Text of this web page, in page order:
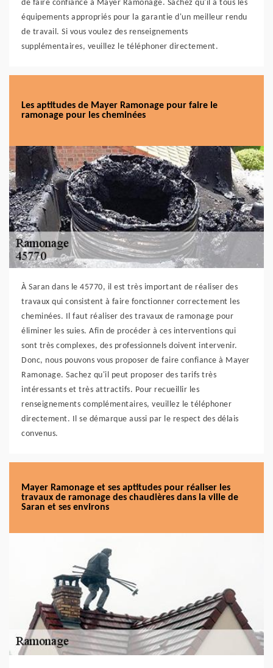
de faire confiance à Mayer Ramonage. Sachez qu'il a tous les
équipements appropriés pour la garantie d'un meilleur rendu
de travail. Si vous voulez des renseignements
supplémentaires, veuillez le téléphoner directement.
Les aptitudes de Mayer Ramonage pour faire le
ramonage pour les cheminées
À Saran dans le 45770, il est très important de réaliser des
travaux qui consistent à faire fonctionner correctement les
cheminées. Il faut réaliser des travaux de ramonage pour
éliminer les suies. Afin de procéder à ces interventions qui
sont très complexes, des professionnels doivent intervenir.
Donc, nous pouvons vous proposer de faire confiance à Mayer
Ramonage. Sachez qu'il peut proposer des tarifs très
intéressants et très attractifs. Pour recueillir les
renseignements complémentaires, veuillez le téléphoner
directement. Il se démarque aussi par le respect des délais
convenus.
Mayer Ramonage et ses aptitudes pour réaliser les
travaux de ramonage des chaudières dans la ville de
Saran et ses environs